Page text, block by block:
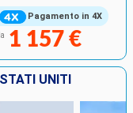
Pagamento in 4X
1 157 €
UNITI